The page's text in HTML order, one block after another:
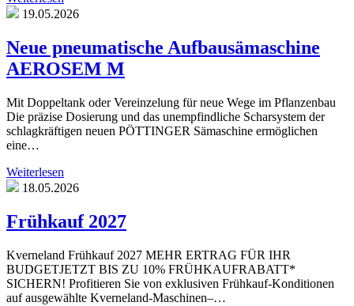
19.05.2026
Neue pneumatische Aufbausämaschine
AEROSEM M
Mit Doppeltank oder Vereinzelung für neue Wege im Pflanzenbau
Die präzise Dosierung und das unempfindliche Scharsystem der
schlagkräftigen neuen PÖTTINGER Sämaschine ermöglichen
eine…
Weiterlesen
18.05.2026
Frühkauf 2027
Kverneland Frühkauf 2027 MEHR ERTRAG FÜR IHR
BUDGETJETZT BIS ZU 10% FRÜHKAUFRABATT*
SICHERN! Profitieren Sie von exklusiven Frühkauf-Konditionen
auf ausgewählte Kverneland-Maschinen–…